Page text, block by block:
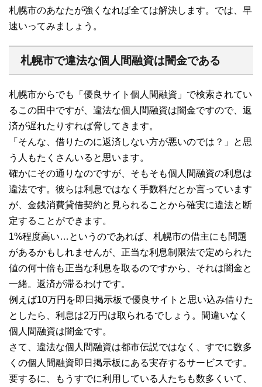
札幌市のあなたが強くなれば全ては解決します。では、早
速いってみましょう。
札幌市で違法な個人間融資は闇金である
札幌市からでも「優良サイト個人間融資」で検索されてい
るこの田中ですが、違法な個人間融資は闇金ですので、返
済が遅れたりすれば脅してきます。
「そんな、借りたのに返済しない方が悪いのでは？」と思
う人もたくさんいると思います。
確かにその通りなのですが、そもそも個人間融資の利息は
違法です。彼らは利息ではなく手数料だとか言っています
が、金銭消費貸借契約と見られることから確実に違法と断
定することができます。
1%程度高い…というのであれば、札幌市の借主にも問題
があるかもしれませんが、正当な利息制限法で定められた
値の何十倍も正当な利息を取るのですから、それは闇金と
一緒。返済が滞るわけです。
例えば10万円を即日掲示板で優良サイトと思い込み借りた
としたら、利息は2万円は取られるでしょう。間違いなく
個人間融資は闇金です。
さて、違法な個人間融資は都市伝説ではなく、すでに数多
くの個人間融資即日掲示板にある実存するサービスです。
要するに、もうすでに利用している人たちも数多くいて、